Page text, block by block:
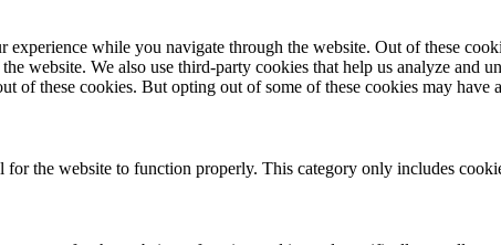
while you navigate through the website. Out of these
website. We also use third-party cookies that help us analyze
of these cookies. But opting out of some of these cookies may
for the website to function properly. This category only includes